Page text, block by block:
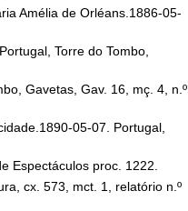
Amélia de Orléans.1886-05-
Torre do Tombo,
Gavetas, Gav. 16, mç. 4, n.º
05-07. Portugal,
Espectáculos proc. 1222.
cx. 573, mct. 1, relatório n.º